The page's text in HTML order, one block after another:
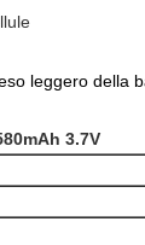
3.7V